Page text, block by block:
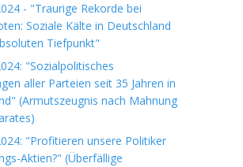
- "Traurige Rekorde bei
Soziale Kälte in Deutschland
Tiefpunkt"
"Sozialpolitisches
aller Parteien seit 35 Jahren in
(Armutszeugnis nach Mahnung
"Profitieren unsere Politiker
Aktien?" (Überfällige